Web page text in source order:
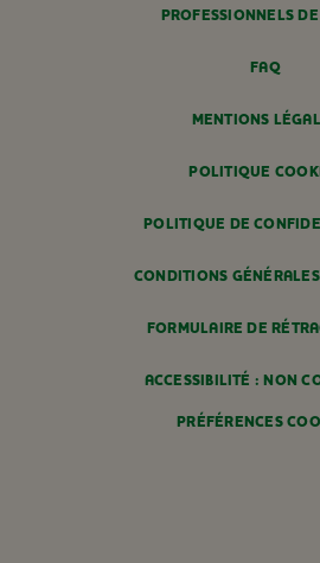
PROFESSIONNELS
FAQ
MENTIONS
POLITIQUE
POLITIQUE DE
CONDITIONS
FORMULAIRE DE
ACCESSIBILITÉ : NON
PRÉFÉRENCES